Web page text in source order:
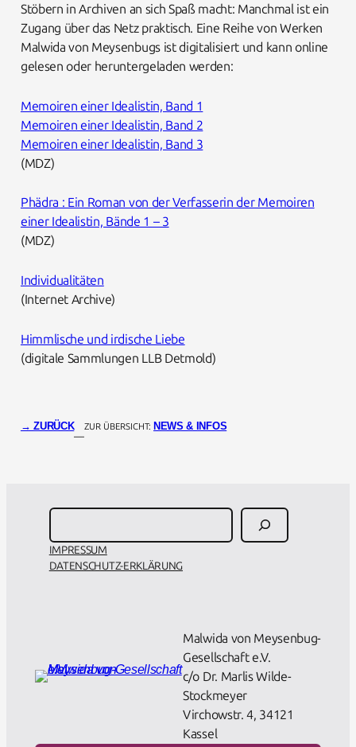
Stöbern in Archiven an sich Spaß macht: Manchmal ist ein
Zugang über das Netz praktisch. Eine Reihe von Werken
Malwida von Meysenbugs ist digitalisiert und kann online
gelesen oder heruntergeladen werden:
Memoiren einer Idealistin, Band 1
Memoiren einer Idealistin, Band 2
Memoiren einer Idealistin, Band 3
(MDZ)
Phädra : Ein Roman von der Verfasserin der Memoiren
einer Idealistin, Bände 1 – 3
(MDZ)
Individualitäten
(Internet Archive)
Himmlische und irdische Liebe
(digitale Sammlungen LLB Detmold)
→ ZURÜCK
—
ZUR ÜBERSICHT: NEWS & INFOS
Malwida von Meysenbug-
Gesellschaft e.V.
c/o Dr. Marlis Wilde-
Stockmeyer
Virchowstr. 4, 34121
Kassel
Suchen
IMPRESSUM
DATENSCHUTZ-ERKLÄRUNG